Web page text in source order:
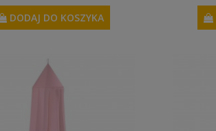
DODAJ DO KOSZYKA